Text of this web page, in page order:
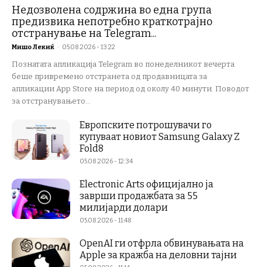
Недозволена содржина во една група
предизвика непотребно краткотрајно
отстранување на Telegram...
Мишо Лекиќ - 05.08.2026 - 13:22
Познатата апликација Telegram во понеделникот вечерта
беше привремено отстранета од продавницата за
апликации App Store на период од околу 40 минути. Поводот
за отстранувањето...
Европските потрошувачи го
купуваат новиот Samsung Galaxy Z
Fold8
05.08.2026 - 12:34
Electronic Arts официјално ја
заврши продажбата за 55
милијарди долари
05.08.2026 - 11:48
OpenAI ги отфрла обвинувањата на
Apple за кражба на деловни тајни